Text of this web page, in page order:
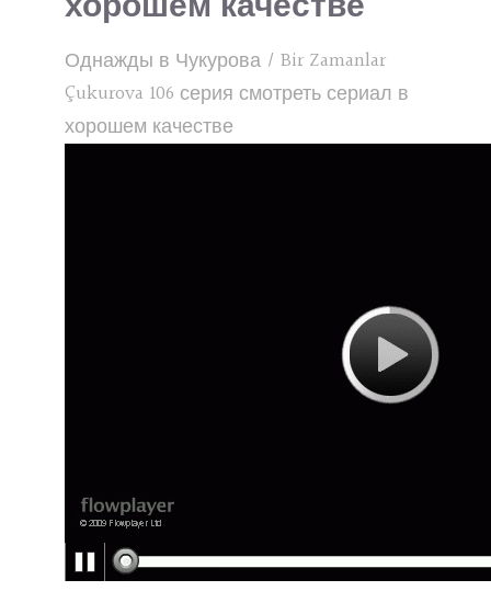
Однажды в Чукурова / Bir Zamanlar
Çukurova 106 серия смотреть сериал в
хорошем качестве